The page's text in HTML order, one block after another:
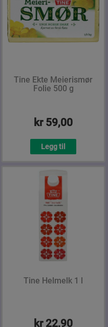
Tine Ekte Meierismør
Folie 500 g
kr 59,00
Legg til
Tine Helmelk 1 l
kr 22,90